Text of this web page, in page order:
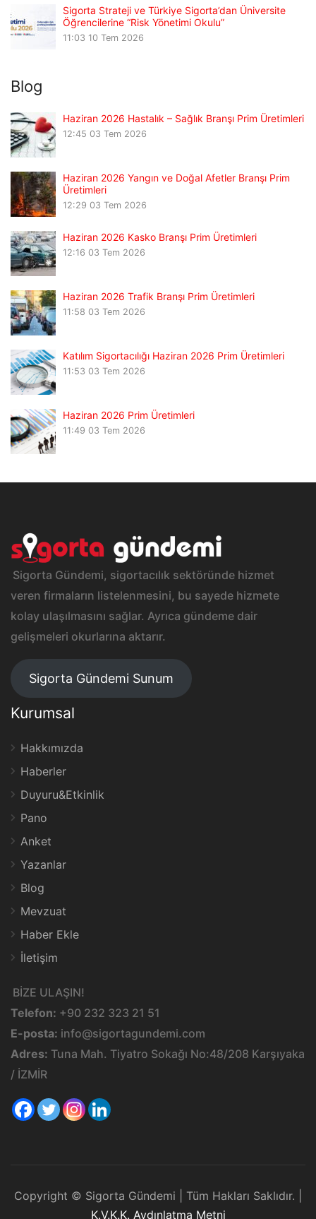
Sigorta Strateji ve Türkiye Sigorta’dan Üniversite
Öğrencilerine “Risk Yönetimi Okulu”
11:03 10 Tem 2026
Blog
Haziran 2026 Hastalık – Sağlık Branşı Prim Üretimleri
12:45 03 Tem 2026
Haziran 2026 Yangın ve Doğal Afetler Branşı Prim
Üretimleri
12:29 03 Tem 2026
Haziran 2026 Kasko Branşı Prim Üretimleri
12:16 03 Tem 2026
Haziran 2026 Trafik Branşı Prim Üretimleri
11:58 03 Tem 2026
Katılım Sigortacılığı Haziran 2026 Prim Üretimleri
11:53 03 Tem 2026
Haziran 2026 Prim Üretimleri
11:49 03 Tem 2026
Sigorta Gündemi, sigortacılık sektöründe hizmet
veren firmaların listelenmesini, bu sayede hizmete
kolay ulaşılmasını sağlar. Ayrıca gündeme dair
gelişmeleri okurlarına aktarır.
Sigorta Gündemi Sunum
Kurumsal
Hakkımızda
Haberler
Duyuru&Etkinlik
Pano
Anket
Yazanlar
Blog
Mevzuat
Haber Ekle
İletişim
BİZE ULAŞIN!
Telefon: +90 232 323 21 51
E-posta: info@sigortagundemi.com
Adres: Tuna Mah. Tiyatro Sokağı No:48/208 Karşıyaka
/ İZMİR
Copyright © Sigorta Gündemi | Tüm Hakları Saklıdır. |
K.V.K.K. Aydınlatma Metni